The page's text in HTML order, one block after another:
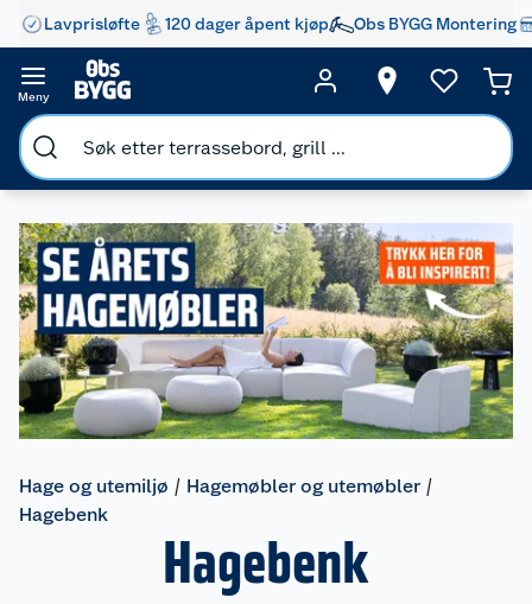
Lavprisløfte 120 dager åpent kjøp Obs BYGG Montering
Meny
Hage og utemiljø
Hagemøbler og utemøbler
Hagebenk
Hagebenk